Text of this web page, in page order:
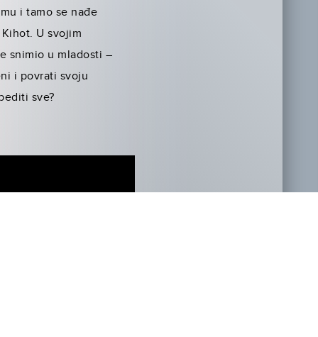
i tamo se nađe
U svojim
snimio u mladosti –
i povrati svoju
sve?